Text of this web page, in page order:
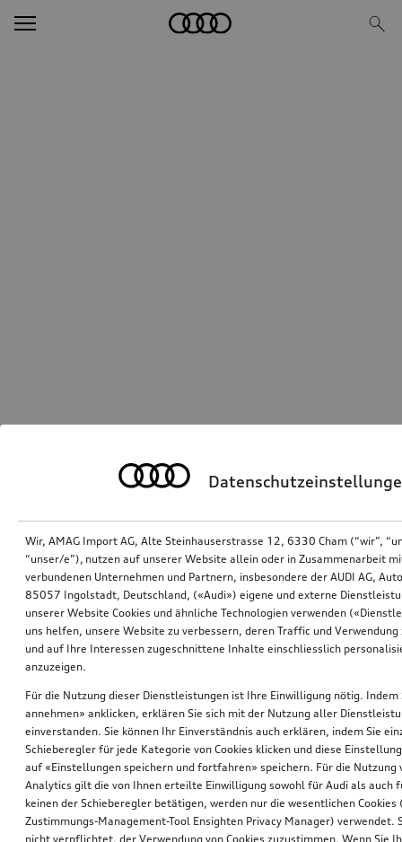
Wir, AMAG Import AG, Alte Steinhauserstrasse 12, 6330 Cham (“wir”,
“unser/e”), nutzen auf unserer Website allein oder in Zusammenarbeit
verbundenen Unternehmen und Partnern, insbesondere der AUDI AG,
85057 Ingolstadt, Deutschland, («Audi») eigene und externe
unserer Website Cookies und ähnliche Technologien verwenden
uns helfen, unsere Website zu verbessern, deren Traffic und Verwendung
und auf Ihre Interessen zugeschnittene Inhalte einschliesslich
anzuzeigen.
Für die Nutzung dieser Dienstleistungen ist Ihre Einwilligung nötig. Indem
annehmen» anklicken, erklären Sie sich mit der Nutzung aller
einverstanden. Sie können Ihr Einverständnis auch erklären, indem Sie
Schieberegler für jede Kategorie von Cookies klicken und diese
auf «Einstellungen speichern und fortfahren» speichern. Für die Nutzung
Analytics gilt die von Ihnen erteilte Einwilligung sowohl für Audi als auch
keinen der Schieberegler betätigen, werden nur die wesentlichen Cookies
Zustimmungs-Management-Tool Ensighten Privacy Manager) verwendet.
nicht verpflichtet, der Verwendung von Cookies zuzustimmen. Wenn Sie